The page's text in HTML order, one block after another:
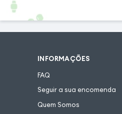
INFORMAÇÕES
FAQ
Seguir a sua encomenda
Quem Somos